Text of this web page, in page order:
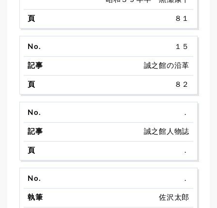
８１
１５
誠之館の沿革
８２
．
誠之館人物誌
．
．
佐沢太郎